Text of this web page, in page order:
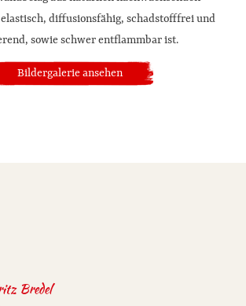
diffusionsfähig, schadstofffrei und
sowie schwer entflammbar ist.
Bildergalerie ansehen
Bredel